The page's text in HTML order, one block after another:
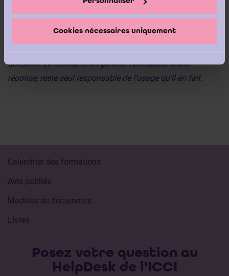
Cookies nécessaires uniquement
extra-contractuelle, pour l’éventuel dommage qui pourrait
résulter d’erreurs de fait ou de droit commises dans le
cadre des réponses et informations données. La réponse
question. Le lecteur, et en général l’utilisateur d’une
réponse, reste seul responsable de l’usage qu’il en fait.
Calendrier des formations
Avis publiés
Modèles de documents
Livres
Posez votre question au
HelpDesk de l'ICCI